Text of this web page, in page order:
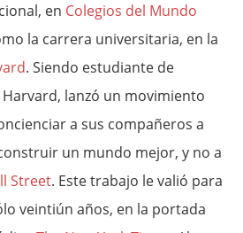
en Colegios del Mundo
la carrera universitaria, en la
. Siendo estudiante de
Harvard, lanzó un movimiento
a sus compañeros a
un mundo mejor, y no a
Street. Este trabajo le valió para
veintiún años, en la portada